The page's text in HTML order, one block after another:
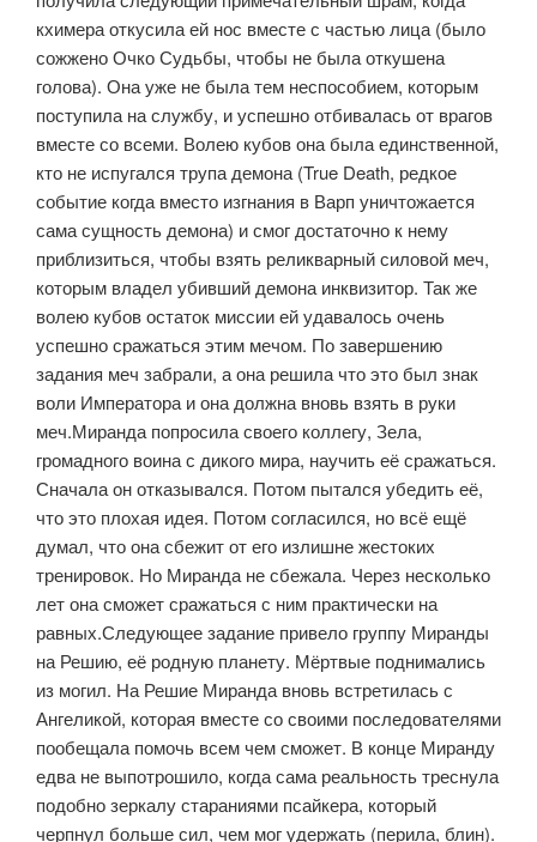
кхимера откусила ей нос вместе с частью лица (было
сожжено Очко Судьбы, чтобы не была откушена
голова). Она уже не была тем неспособием, которым
поступила на службу, и успешно отбивалась от врагов
вместе со всеми. Волею кубов она была единственной,
кто не испугался трупа демона (True Death, редкое
событие когда вместо изгнания в Варп уничтожается
сама сущность демона) и смог достаточно к нему
приблизиться, чтобы взять реликварный силовой меч,
которым владел убивший демона инквизитор. Так же
волею кубов остаток миссии ей удавалось очень
успешно сражаться этим мечом. По завершению
задания меч забрали, а она решила что это был знак
воли Императора и она должна вновь взять в руки
меч.Миранда попросила своего коллегу, Зела,
громадного воина с дикого мира, научить её сражаться.
Сначала он отказывался. Потом пытался убедить её,
что это плохая идея. Потом согласился, но всё ещё
думал, что она сбежит от его излишне жестоких
тренировок. Но Миранда не сбежала. Через несколько
лет она сможет сражаться с ним практически на
равных.Следующее задание привело группу Миранды
на Решию, её родную планету. Мёртвые поднимались
из могил. На Решие Миранда вновь встретилась с
Ангеликой, которая вместе со своими последователями
пообещала помочь всем чем сможет. В конце Миранду
едва не выпотрошило, когда сама реальность треснула
подобно зеркалу стараниями псайкера, который
черпнул больше сил, чем мог удержать (перила, блин).